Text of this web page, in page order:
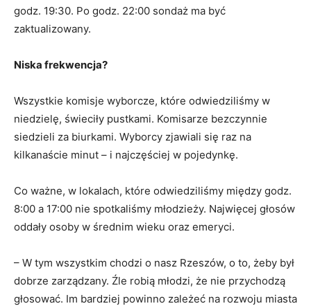
godz. 19:30. Po godz. 22:00 sondaż ma być
zaktualizowany.
Niska frekwencja?
Wszystkie komisje wyborcze, które odwiedziliśmy w
niedzielę, świeciły pustkami. Komisarze bezczynnie
siedzieli za biurkami. Wyborcy zjawiali się raz na
kilkanaście minut – i najczęściej w pojedynkę.
Co ważne, w lokalach, które odwiedziliśmy między godz.
8:00 a 17:00 nie spotkaliśmy młodzieży. Najwięcej głosów
oddały osoby w średnim wieku oraz emeryci.
– W tym wszystkim chodzi o nasz Rzeszów, o to, żeby był
dobrze zarządzany. Źle robią młodzi, że nie przychodzą
głosować. Im bardziej powinno zależeć na rozwoju miasta